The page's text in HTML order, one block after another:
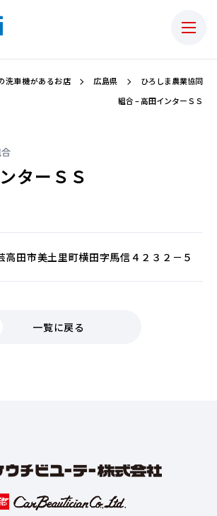
洗車機があるお店 広島県
ひろしま農業協同
組合 – 高田インターＳＳ
ターＳＳ
高田市美土里町横田字馬信４２３２－５
一覧に戻る